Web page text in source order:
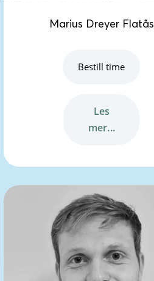
Marius Dreyer Flatås
Bestill time
les
mer...